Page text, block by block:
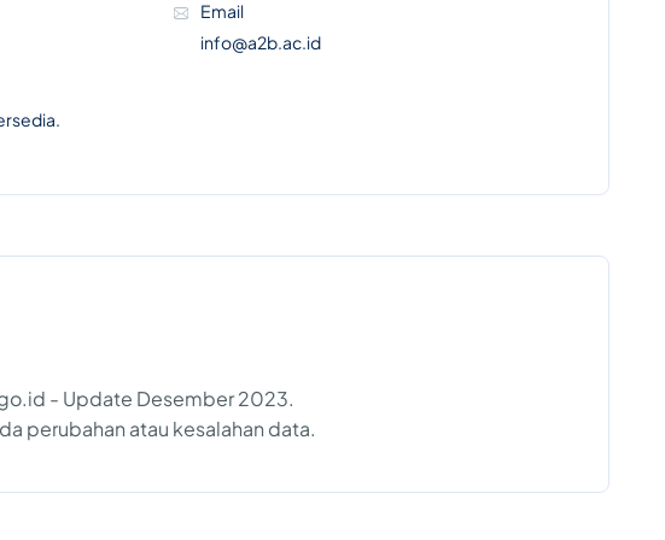
Email
info@a2b.ac.id
- Update Desember 2023.
perubahan atau kesalahan data.